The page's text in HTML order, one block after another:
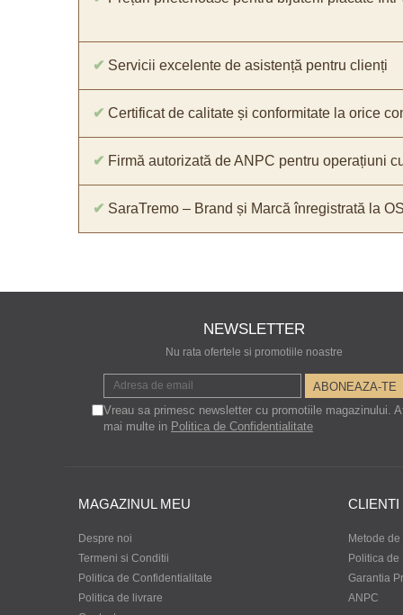
✔ Servicii excelente de asistență pentru clienți
✔ Certificat de calitate și conformitate la orice
✔ Firmă autorizată de ANPC pentru operațiuni
✔ SaraTremo – Brand și Marcă înregistrată la
NEWSLETTER
Nu rata ofertele si promotiile noastre
Vreau sa primesc newsletter cu promotiile magazinului.
mai multe in Politica de Confidentialitate
MAGAZINUL MEU
Despre noi
Termeni si Conditii
Politica de Confidentialitate
Politica de livrare
CLIENTI
Metode
Politica de
Garantia
ANPC